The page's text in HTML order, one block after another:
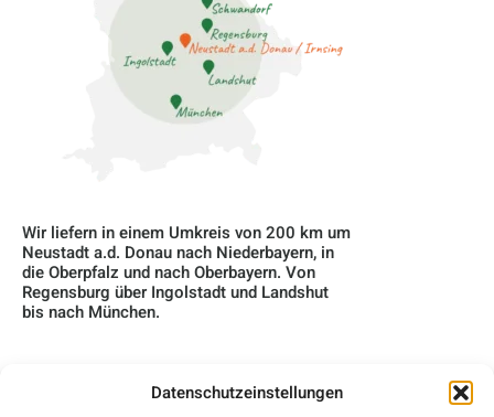
Datenschutzeinstellungen
Wir liefern in einem Umkreis von 200 km um
Neustadt a.d. Donau nach Niederbayern, in
die Oberpfalz und nach Oberbayern. Von
Regensburg über Ingolstadt und Landshut
bis nach München.